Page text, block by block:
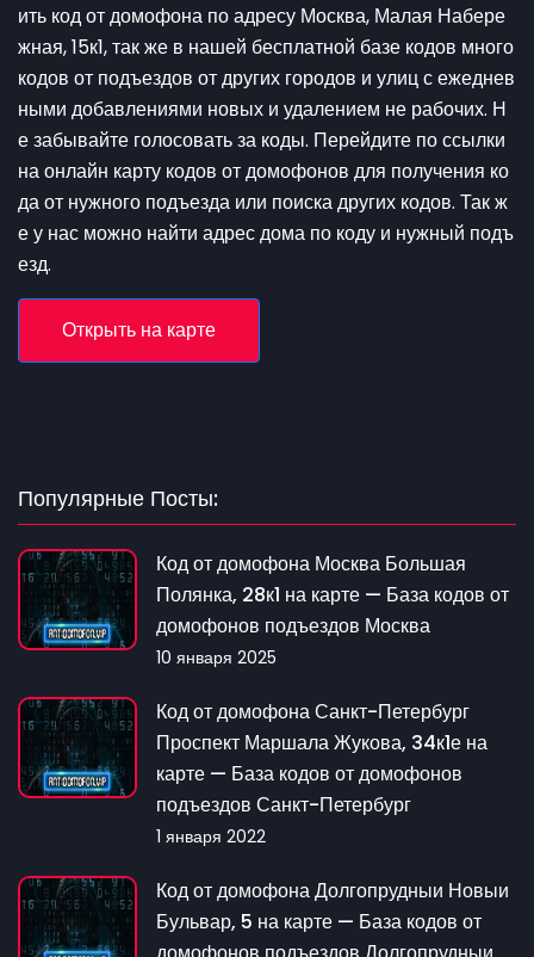
ить код от домофона по адресу Москва, Малая Набере
жная, 15к1, так же в нашей бесплатной базе кодов много
кодов от подъездов от других городов и улиц с ежеднев
ными добавлениями новых и удалением не рабочих. Н
е забывайте голосовать за коды. Перейдите по ссылки
на онлайн карту кодов от домофонов для получения ко
да от нужного подъезда или поиска других кодов. Так ж
е у нас можно найти адрес дома по коду и нужный подъ
езд.
Открыть на карте
Популярные Посты:
Код от домофона Москва Большая
Полянка, 28к1 на карте — База кодов от
домофонов подъездов Москва
10 января 2025
Код от домофона Санкт-Петербург
Проспект Маршала Жукова, 34к1е на
карте — База кодов от домофонов
подъездов Санкт-Петербург
1 января 2022
Код от домофона Долгопрудныи Новыи
Бульвар, 5 на карте — База кодов от